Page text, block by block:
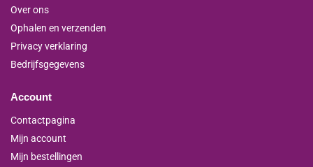
Over ons
Ophalen en verzenden
Privacy verklaring
Bedrijfsgegevens
Account
Contactpagina
Mijn account
Mijn bestellingen